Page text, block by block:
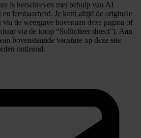
is herschreven met behulp van AI
leesbaarheid. Je kunt altijd de originele
via de weergave bovenaan deze pagina of
via de knop “Solliciteer direct”). Aan
bovenstaande vacature op deze site
ontleend.